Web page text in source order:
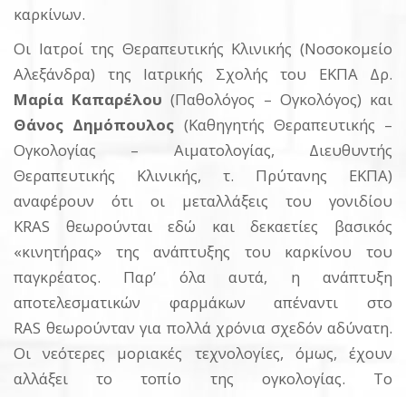
καρκίνων.
Οι Ιατροί της Θεραπευτικής Κλινικής (Νοσοκομείο
Αλεξάνδρα) της Ιατρικής Σχολής του ΕΚΠΑ Δρ.
Μαρία Καπαρέλου (Παθολόγος – Ογκολόγος) και
Θάνος Δημόπουλος (Καθηγητής Θεραπευτικής –
Ογκολογίας – Αιματολογίας, Διευθυντής
Θεραπευτικής Κλινικής, τ. Πρύτανης ΕΚΠΑ)
αναφέρουν ότι οι μεταλλάξεις του γονιδίου
KRAS θεωρούνται εδώ και δεκαετίες βασικός
«κινητήρας» της ανάπτυξης του καρκίνου του
παγκρέατος. Παρ’ όλα αυτά, η ανάπτυξη
αποτελεσματικών φαρμάκων απέναντι στο
RAS θεωρούνταν για πολλά χρόνια σχεδόν αδύνατη.
Οι νεότερες μοριακές τεχνολογίες, όμως, έχουν
αλλάξει το τοπίο της ογκολογίας. Το